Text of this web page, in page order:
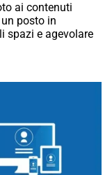
ai contenuti
posto in
spazi e agevolare